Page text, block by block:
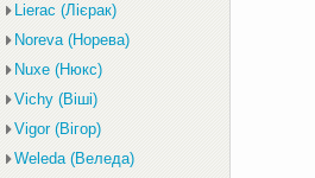
Lierac (Лієрак)
Noreva (Норева)
Nuxe (Нюкс)
Vichy (Віші)
Vigor (Вігор)
Weleda (Веледа)